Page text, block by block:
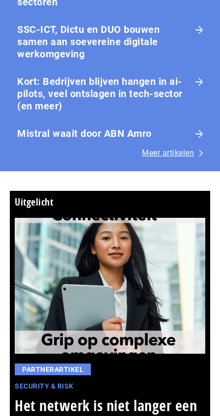
SSC-ICT, Dictu en DUO bouwen
samen aan soevereine digitale
werkomgeving
Kort: Bedrijven blijven hangen in ai-
pilots, veel ontslagen in tech-sector
(en meer)
Mistral waait door ABN Amro
Meer artikelen
Uitgelicht
PARTNERARTIKEL
SECURITY & RISK
Het netwerk is niet langer een